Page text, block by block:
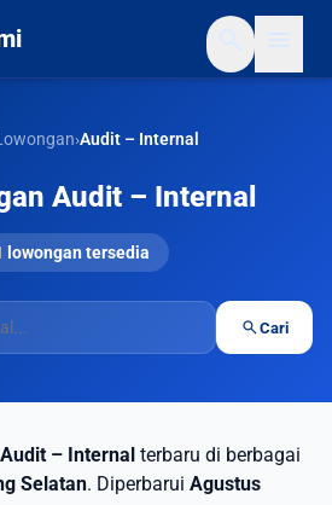
›Audit – Internal
Audit – Internal
lowongan tersedia
searchCari
– Internal terbaru di berbagai
Selatan. Diperbarui Agustus